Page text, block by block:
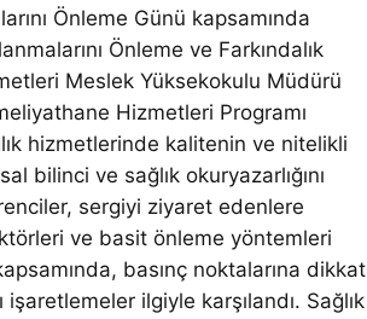
Önleme Günü kapsamında
Önleme ve Farkındalık
Meslek Yüksekokulu Müdürü
Hizmetleri Programı
hizmetlerinde kalitenin ve nitelikli
bilinci ve sağlık okuryazarlığını
sergiyi ziyaret edenlere
ve basit önleme yöntemleri
basınç noktalarına dikkat
ilgiyle karşılandı. Sağlık